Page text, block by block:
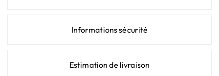
Informations sécurité
Estimation de livraison